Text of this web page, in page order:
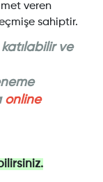
veren
sahiptir.
ve
online